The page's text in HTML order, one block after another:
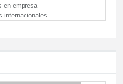
en empresa
internacionales